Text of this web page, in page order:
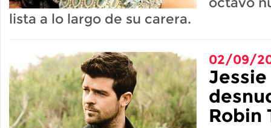
lista a lo largo de su carera.
02/09/
Robin